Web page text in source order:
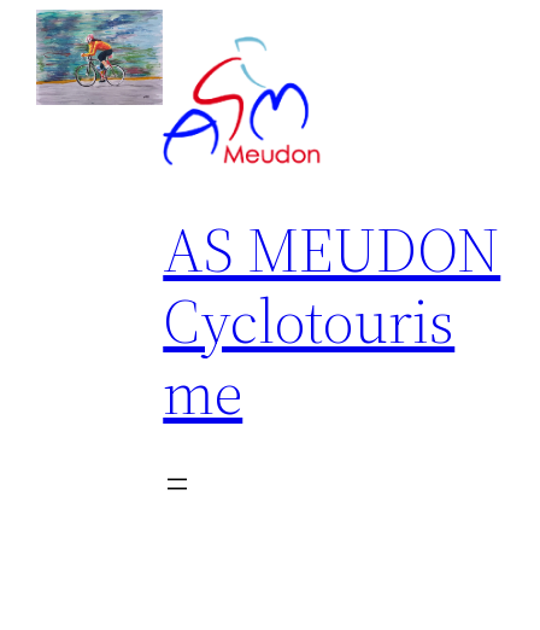
Aller
contenu
AS MEUDON
Cyclotouris
me